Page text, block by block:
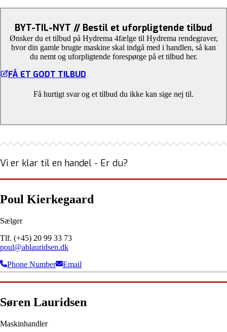
BYT-TIL-NYT // Bestil et uforpligtende tilbud
Ønsker du et tilbud på Hydrema 4fælge til Hydrema rendegraver,
hvor din gamle brugte maskine skal indgå med i handlen, så kan
du nemt og uforpligtende forespørge på et tilbud her.
FÅ ET GODT TILBUD
Få hurtigt svar og et tilbud du ikke kan sige nej til.
Vi er klar til en handel - Er du?
Poul Kierkegaard
Sælger
Tlf. (+45) 20 99 33 73
poul@ablauridsen.dk
Phone Number
Email
Søren Lauridsen
Maskinhandler